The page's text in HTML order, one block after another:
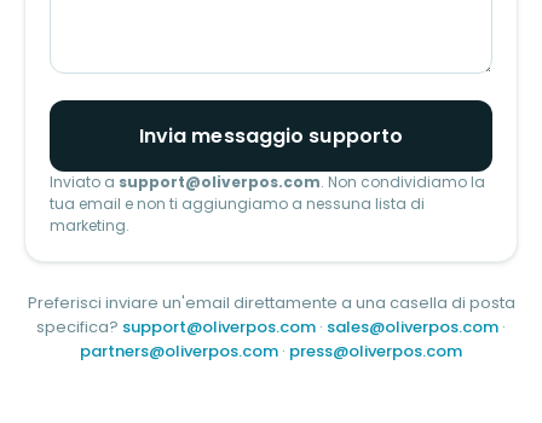
Invia messaggio supporto
Inviato a support@oliverpos.com. Non condividiamo la
tua email e non ti aggiungiamo a nessuna lista di
marketing.
Preferisci inviare un'email direttamente a una casella di posta
specifica? support@oliverpos.com · sales@oliverpos.com ·
partners@oliverpos.com · press@oliverpos.com